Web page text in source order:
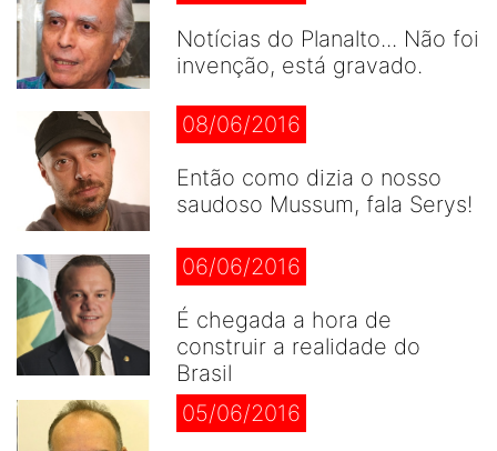
Notícias do Planalto... Não foi
invenção, está gravado.
08/06/2016
Então como dizia o nosso
saudoso Mussum, fala Serys!
06/06/2016
É chegada a hora de
construir a realidade do
Brasil
05/06/2016